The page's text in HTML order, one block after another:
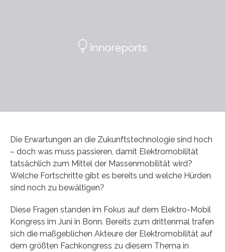
Die Erwartungen an die Zukunftstechnologie sind hoch
– doch was muss passieren, damit Elektromobilität
tatsächlich zum Mittel der Massenmobilität wird?
Welche Fortschritte gibt es bereits und welche Hürden
sind noch zu bewältigen?
Diese Fragen standen im Fokus auf dem Elektro-Mobil
Kongress im Juni in Bonn. Bereits zum drittenmal trafen
sich die maßgeblichen Akteure der Elektromobilität auf
dem größten Fachkongress zu diesem Thema in